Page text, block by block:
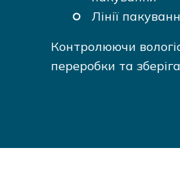
Лінії
Контролюючи
переробки та